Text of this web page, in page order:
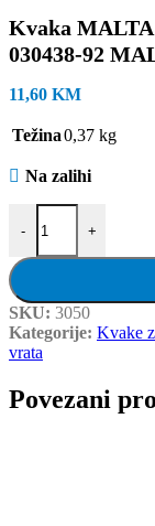
Kvaka
030438-92
11,60 KM
Težina0,37 kg
Na zalihi
-
Kvaka MALTA za
+
SKU: 3050
Kategorije: Kvake
vrata
Povezani